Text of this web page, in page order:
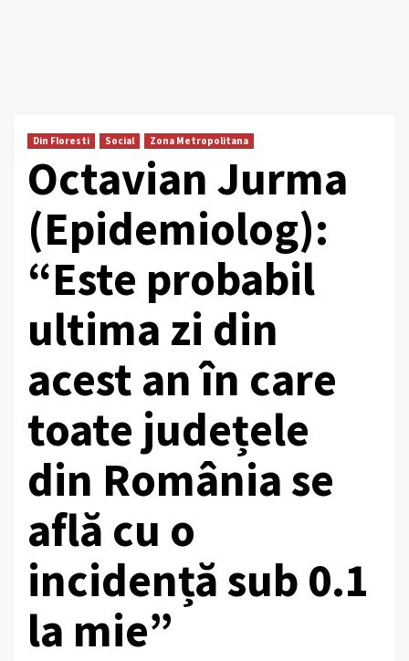
Din Floresti Social Zona Metropolitana
Octavian Jurma
(Epidemiolog):
“Este probabil
ultima zi din
acest an în care
toate județele
din România se
află cu o
incidență sub 0.1
la mie”